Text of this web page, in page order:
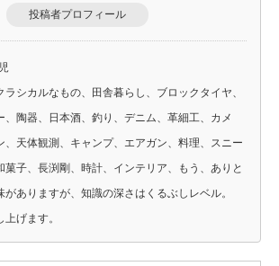
投稿者プロフィール
シカルなもの、田舎暮らし、ブロックタイヤ、
、陶器、日本酒、釣り、デニム、革細工、カメ
、天体観測、キャンプ、エアガン、料理、スニー
菓子、長渕剛、時計、インテリア、もう、ありと
ありますが、知識の深さはくるぶしレベル。
げます。